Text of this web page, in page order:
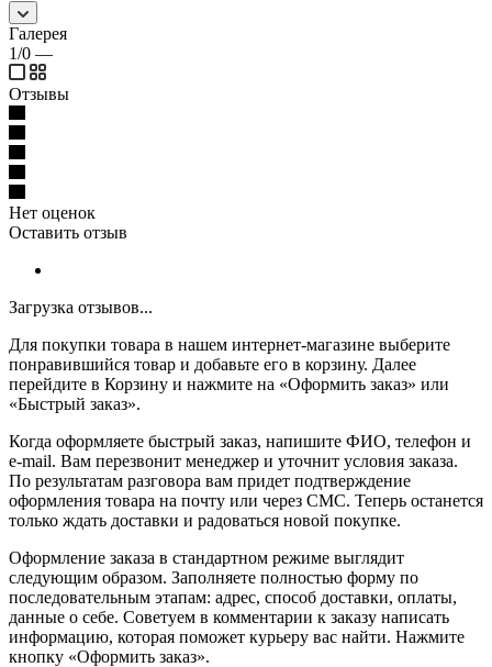
Галерея
1/0 —
Отзывы
Нет оценок
Оставить отзыв
Загрузка отзывов...
Для покупки товара в нашем интернет-магазине выберите
понравившийся товар и добавьте его в корзину. Далее
перейдите в Корзину и нажмите на «Оформить заказ» или
«Быстрый заказ».
Когда оформляете быстрый заказ, напишите ФИО, телефон и
e-mail. Вам перезвонит менеджер и уточнит условия заказа.
По результатам разговора вам придет подтверждение
оформления товара на почту или через СМС. Теперь останется
только ждать доставки и радоваться новой покупке.
Оформление заказа в стандартном режиме выглядит
следующим образом. Заполняете полностью форму по
последовательным этапам: адрес, способ доставки, оплаты,
данные о себе. Советуем в комментарии к заказу написать
информацию, которая поможет курьеру вас найти. Нажмите
кнопку «Оформить заказ».